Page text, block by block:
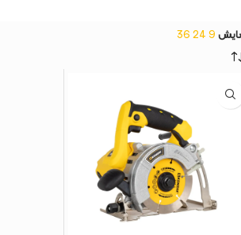
9
24
36